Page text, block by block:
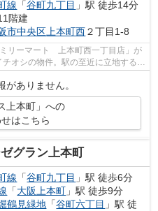
線 「谷町九丁目 」駅 徒歩14分
階建
市中央区 上本町西２丁目1-8
リーマート 上本町西一丁目店」が
オシの物件。駅の至近に立地する、
がありません。
上本町」への
はこちら
グラン上本町
線 「谷町九丁目 」駅 徒歩6分
「大阪上本町 」駅 徒歩9分
鶴見緑地 「谷町六丁目 」駅 徒